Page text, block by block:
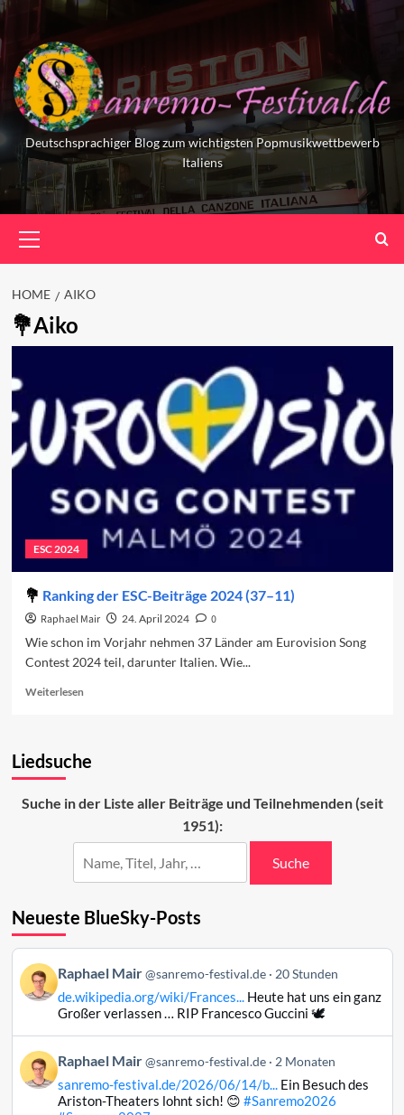
Skip
to
content
Deutschsprachiger Blog zum wichtigsten Popmusikwettbewerb
Italiens
Menu
HOME AIKO
Aiko
ESC 2024
Ranking der ESC-Beiträge 2024 (37–11)
Raphael Mair 24. April 2024
0
Wie schon im Vorjahr nehmen 37 Länder am Eurovision Song
Contest 2024 teil, darunter Italien. Wie...
WeiterlesenRead
der
2024
11)
Liedsuche
Suche in der Liste aller Beiträge und Teilnehmenden (seit
1951):
Suche
Neueste BlueSky-Posts
Beitrag
von
Raphael
Bluesky
ansehen
Raphael Mair @sanremo-festival.de 20 Stunden
de.wikipedia.org/wiki/Frances...Heute hat uns ein ganz
Großer verlassen … RIP Francesco Guccini 🕊️
Beitrag
von
Raphael
Raphael Mair @sanremo-festival.de 2 Monaten
sanremo-festival.de/2026/06/14/b...Ein Besuch des
Ariston-Theaters lohnt sich! 😊 #Sanremo2026